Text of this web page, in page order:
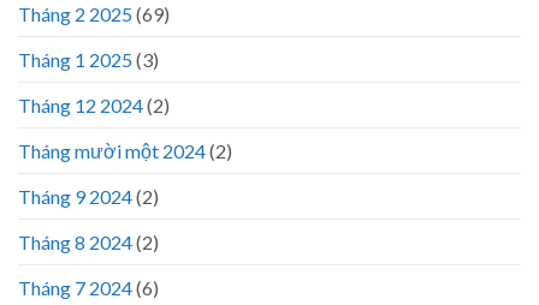
Tháng 2 2025(69)
Tháng 1 2025(3)
Tháng 12 2024(2)
Tháng mười một 2024(2)
Tháng 9 2024(2)
Tháng 8 2024(2)
Tháng 7 2024(6)